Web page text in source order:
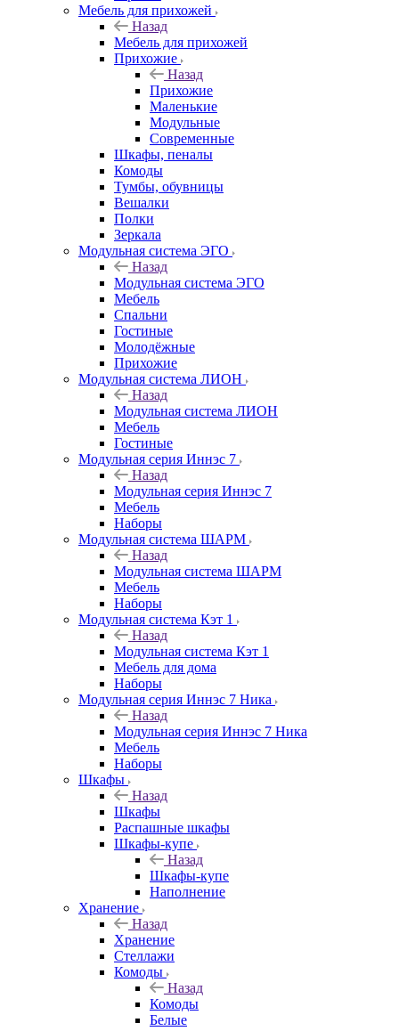
Мебель для прихожей
Назад
Мебель для прихожей
Прихожие
Назад
Прихожие
Маленькие
Модульные
Современные
Шкафы, пеналы
Комоды
Тумбы, обувницы
Вешалки
Полки
Зеркала
Модульная система ЭГО
Назад
Модульная система ЭГО
Мебель
Спальни
Гостиные
Молодёжные
Прихожие
Модульная система ЛИОН
Назад
Модульная система ЛИОН
Мебель
Гостиные
Модульная серия Иннэс 7
Назад
Модульная серия Иннэс 7
Мебель
Наборы
Модульная система ШАРМ
Назад
Модульная система ШАРМ
Мебель
Наборы
Модульная система Кэт 1
Назад
Модульная система Кэт 1
Мебель для дома
Наборы
Модульная серия Иннэс 7 Ника
Назад
Модульная серия Иннэс 7 Ника
Мебель
Наборы
Шкафы
Назад
Шкафы
Распашные шкафы
Шкафы-купе
Назад
Шкафы-купе
Наполнение
Хранение
Назад
Хранение
Стеллажи
Комоды
Назад
Комоды
Белые